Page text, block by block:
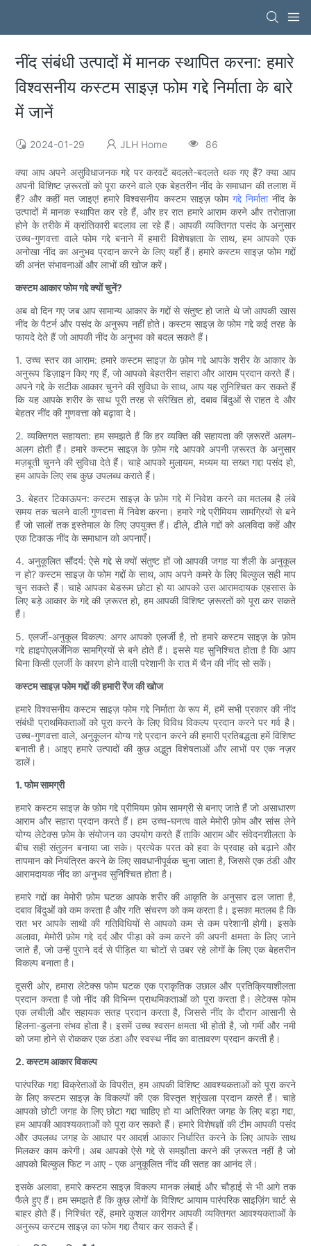
नींद संबंधी उत्पादों में मानक स्थापित करना: हमारे
विश्वसनीय कस्टम साइज़ फोम गद्दे निर्माता के बारे
में जानें
2024-01-29 JLH Home 86
क्या आप अपने असुविधाजनक गद्दे पर करवटें बदलते-बदलते थक गए हैं? क्या आप
अपनी विशिष्ट ज़रूरतों को पूरा करने वाले एक बेहतरीन नींद के समाधान की तलाश में
हैं? और कहीं मत जाइए! हमारे विश्वसनीय कस्टम साइज़ फोम गद्दे निर्मातानींद के
उत्पादों में मानक स्थापित कर रहे हैं, और हर रात हमारे आराम करने और तरोताज़ा
होने के तरीके में क्रांतिकारी बदलाव ला रहे हैं। आपकी व्यक्तिगत पसंद के अनुसार
उच्च-गुणवत्ता वाले फोम गद्दे बनाने में हमारी विशेषज्ञता के साथ, हम आपको एक
अनोखा नींद का अनुभव प्रदान करने के लिए यहाँ हैं। हमारे कस्टम साइज़ फोम गद्दों
की अनंत संभावनाओं और लाभों की खोज करें।
कस्टम आकार फोम गद्दे क्यों चुनें?
अब वो दिन गए जब आप सामान्य आकार के गद्दों से संतुष्ट हो जाते थे जो आपकी खास
नींद के पैटर्न और पसंद के अनुरूप नहीं होते। कस्टम साइज़ के फोम गद्दे कई तरह के
फायदे देते हैं जो आपकी नींद के अनुभव को बदल सकते हैं।
1. उच्च स्तर का आराम: हमारे कस्टम साइज़ के फ़ोम गद्दे आपके शरीर के आकार के
अनुरूप डिज़ाइन किए गए हैं, जो आपको बेहतरीन सहारा और आराम प्रदान करते हैं।
अपने गद्दे के सटीक आकार चुनने की सुविधा के साथ, आप यह सुनिश्चित कर सकते हैं
कि यह आपके शरीर के साथ पूरी तरह से संरेखित हो, दबाव बिंदुओं से राहत दे और
बेहतर नींद की गुणवत्ता को बढ़ावा दे।
2. व्यक्तिगत सहायता: हम समझते हैं कि हर व्यक्ति की सहायता की ज़रूरतें अलग-
अलग होती हैं। हमारे कस्टम साइज़ के फ़ोम गद्दे आपको अपनी ज़रूरत के अनुसार
मज़बूती चुनने की सुविधा देते हैं। चाहे आपको मुलायम, मध्यम या सख्त गद्दा पसंद हो,
हम आपके लिए सब कुछ उपलब्ध कराते हैं।
3. बेहतर टिकाऊपन: कस्टम साइज़ के फ़ोम गद्दे में निवेश करने का मतलब है लंबे
समय तक चलने वाली गुणवत्ता में निवेश करना। हमारे गद्दे प्रीमियम सामग्रियों से बने
हैं जो सालों तक इस्तेमाल के लिए उपयुक्त हैं। ढीले, ढीले गद्दों को अलविदा कहें और
एक टिकाऊ नींद के समाधान को अपनाएँ।
4. अनुकूलित सौंदर्य: ऐसे गद्दे से क्यों संतुष्ट हों जो आपकी जगह या शैली के अनुकूल
न हो? कस्टम साइज़ के फोम गद्दों के साथ, आप अपने कमरे के लिए बिल्कुल सही माप
चुन सकते हैं। चाहे आपका बेडरूम छोटा हो या आपको उस आरामदायक एहसास के
लिए बड़े आकार के गद्दे की ज़रूरत हो, हम आपकी विशिष्ट ज़रूरतों को पूरा कर सकते
हैं।
5. एलर्जी-अनुकूल विकल्प: अगर आपको एलर्जी है, तो हमारे कस्टम साइज़ के फ़ोम
गद्दे हाइपोएलर्जेनिक सामग्रियों से बने होते हैं। इससे यह सुनिश्चित होता है कि आप
बिना किसी एलर्जी के कारण होने वाली परेशानी के रात में चैन की नींद सो सकें।
कस्टम साइज़ फोम गद्दों की हमारी रेंज की खोज
हमारे विश्वसनीय कस्टम साइज़ फोम गद्दे निर्माता के रूप में, हमें सभी प्रकार की नींद
संबंधी प्राथमिकताओं को पूरा करने के लिए विविध विकल्प प्रदान करने पर गर्व है।
उच्च-गुणवत्ता वाले, अनुकूलन योग्य गद्दे प्रदान करने की हमारी प्रतिबद्धता हमें विशिष्ट
बनाती है। आइए हमारे उत्पादों की कुछ अद्भुत विशेषताओं और लाभों पर एक नज़र
डालें।
1. फोम सामग्री
हमारे कस्टम साइज़ के फ़ोम गद्दे प्रीमियम फ़ोम सामग्री से बनाए जाते हैं जो असाधारण
आराम और सहारा प्रदान करते हैं। हम उच्च-घनत्व वाले मेमोरी फ़ोम और सांस लेने
योग्य लेटेक्स फ़ोम के संयोजन का उपयोग करते हैं ताकि आराम और संवेदनशीलता के
बीच सही संतुलन बनाया जा सके। प्रत्येक परत को हवा के प्रवाह को बढ़ाने और
तापमान को नियंत्रित करने के लिए सावधानीपूर्वक चुना जाता है, जिससे एक ठंडी और
आरामदायक नींद का अनुभव सुनिश्चित होता है।
हमारे गद्दों का मेमोरी फ़ोम घटक आपके शरीर की आकृति के अनुसार ढल जाता है,
दबाव बिंदुओं को कम करता है और गति संचरण को कम करता है। इसका मतलब है कि
रात भर आपके साथी की गतिविधियों से आपको कम से कम परेशानी होगी। इसके
अलावा, मेमोरी फ़ोम गद्दे दर्द और पीड़ा को कम करने की अपनी क्षमता के लिए जाने
जाते हैं, जो उन्हें पुराने दर्द से पीड़ित या चोटों से उबर रहे लोगों के लिए एक बेहतरीन
विकल्प बनाता है।
दूसरी ओर, हमारा लेटेक्स फोम घटक एक प्राकृतिक उछाल और प्रतिक्रियाशीलता
प्रदान करता है जो नींद की विभिन्न प्राथमिकताओं को पूरा करता है। लेटेक्स फोम
एक लचीली और सहायक सतह प्रदान करता है, जिससे नींद के दौरान आसानी से
हिलना-डुलना संभव होता है। इसमें उच्च श्वसन क्षमता भी होती है, जो गर्मी और नमी
को जमा होने से रोककर एक ठंडा और स्वस्थ नींद का वातावरण प्रदान करती है।
2. कस्टम आकार विकल्प
पारंपरिक गद्दा विक्रेताओं के विपरीत, हम आपकी विशिष्ट आवश्यकताओं को पूरा करने
के लिए कस्टम साइज़ के विकल्पों की एक विस्तृत श्रृंखला प्रदान करते हैं। चाहे
आपको छोटी जगह के लिए छोटा गद्दा चाहिए हो या अतिरिक्त जगह के लिए बड़ा गद्दा,
हम आपकी आवश्यकताओं को पूरा कर सकते हैं। हमारे विशेषज्ञों की टीम आपकी पसंद
और उपलब्ध जगह के आधार पर आदर्श आकार निर्धारित करने के लिए आपके साथ
मिलकर काम करेगी। अब आपको ऐसे गद्दे से समझौता करने की ज़रूरत नहीं है जो
आपको बिल्कुल फिट न आए - एक अनुकूलित नींद की सतह का आनंद लें।
इसके अलावा, हमारे कस्टम साइज़ विकल्प मानक लंबाई और चौड़ाई से भी आगे तक
फैले हुए हैं। हम समझते हैं कि कुछ लोगों के विशिष्ट आयाम पारंपरिक साइज़िंग चार्ट से
बाहर होते हैं। निश्चिंत रहें, हमारे कुशल कारीगर आपकी व्यक्तिगत आवश्यकताओं के
अनुरूप कस्टम साइज़ का फोम गद्दा तैयार कर सकते हैं।